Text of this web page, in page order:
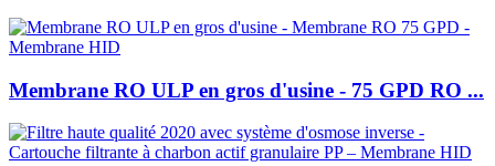
Membrane RO ULP en gros d'usine - 75 GPD RO ...